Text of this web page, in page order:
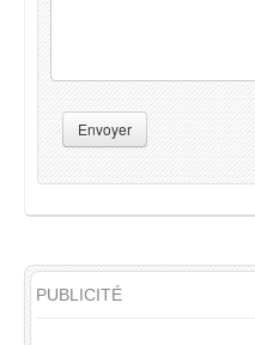
Envoyer
PUBLICITÉ